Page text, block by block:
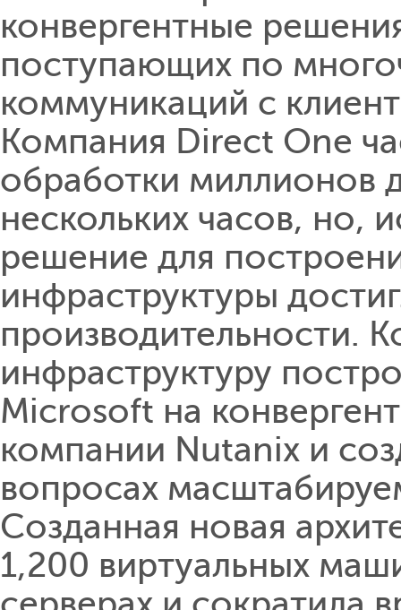
конвергентные
поступающих по
коммуникаций с
Компания Direct One
обработки миллионов
нескольких часов, но,
решение для
инфраструктуры
производительности.
инфраструктуру
Microsoft на
компании Nutanix и
вопросах
Созданная новая
1,200 виртуальных